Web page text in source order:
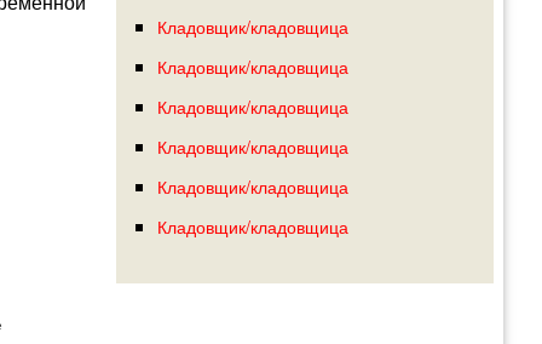
Кладовщик/кладовщица
Кладовщик/кладовщица
Кладовщик/кладовщица
Кладовщик/кладовщица
Кладовщик/кладовщица
Кладовщик/кладовщица